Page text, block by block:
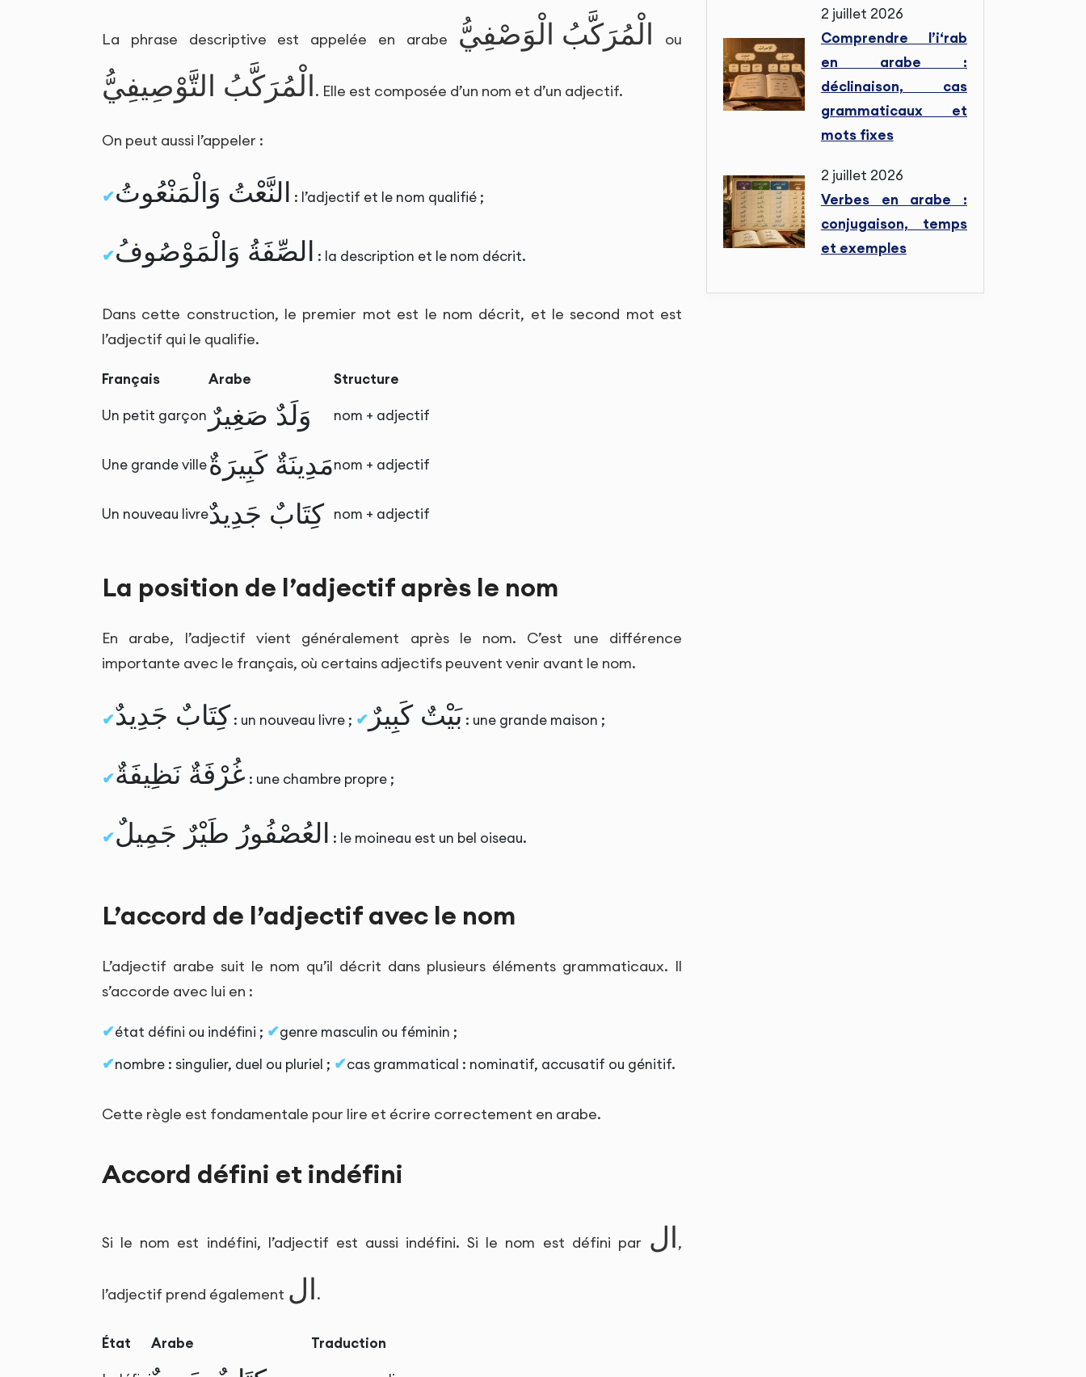
La phrase descriptive est appelée en arabe الْمُرَكَّبُ الْوَصْفِيُّ ou
الْمُرَكَّبُ التَّوْصِيفِيُّ . Elle est composée d’un nom et d’un adjectif.
On peut aussi l’appeler :
النَّعْتُ وَالْمَنْعُوتُ : l’adjectif et le nom qualifié ;
الصِّفَةُ وَالْمَوْصُوفُ : la description et le nom décrit.
Dans cette construction, le premier mot est le nom décrit, et le second mot est
l’adjectif qui le qualifie.
Français Arabe Structure
Un petit garçon وَلَدٌ صَغِيرٌ nom + adjectif
Une grande villeمَدِينَةٌ كَبِيرَةٌnom + adjectif
Un nouveau livreكِتَابٌ جَدِيدٌ nom + adjectif
La position de l’adjectif après le nom
En arabe, l’adjectif vient généralement après le nom. C’est une différence
importante avec le français, où certains adjectifs peuvent venir avant le nom.
كِتَابٌ جَدِيدٌ : un nouveau livre ; بَيْتٌ كَبِيرٌ : une grande maison ;
غُرْفَةٌ نَظِيفَةٌ : une chambre propre ;
العُصْفُورُ طَيْرٌ جَمِيلٌ : le moineau est un bel oiseau.
L’accord de l’adjectif avec le nom
L’adjectif arabe suit le nom qu’il décrit dans plusieurs éléments grammaticaux. Il
s’accorde avec lui en :
état défini ou indéfini ;
genre masculin ou féminin ;
nombre : singulier, duel ou pluriel ;
cas grammatical : nominatif, accusatif ou génitif.
Cette règle est fondamentale pour lire et écrire correctement en arabe.
Accord défini et indéfini
Si le nom est indéfini, l’adjectif est aussi indéfini. Si le nom est défini par ال ,
l’adjectif prend également ال .
État Arabe Traduction
2 juillet 2026
Comprendre l’i‘rab
en arabe :
déclinaison, cas
grammaticaux et
mots fixes
2 juillet 2026
Verbes en arabe :
conjugaison, temps
et exemples